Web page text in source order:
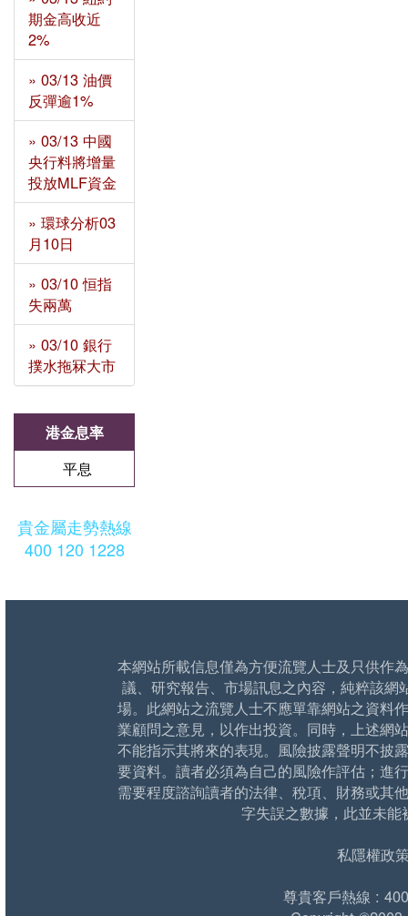
期金高收近
2%
» 03/13 油價
反彈逾1%
» 03/13 中國
央行料將增量
投放MLF資金
» 環球分析03
月10日
» 03/10 恒指
失兩萬
» 03/10 銀行
撲水拖冧大市
港金息率
平息
貴金屬走勢熱線
400 120 1228
本網站所載信息僅為方便流覽人士及只供作
議、研究報告、市場訊息之內容，純粹該
場。此網站之流覽人士不應單靠網站之資料
業顧問之意見，以作出投資。同時，上述網
不能指示其將來的表現。風險披露聲明不披
要資料。讀者必須為自己的風險作評估；進
需要程度諮詢讀者的法律、稅項、財務或其
字失誤之數據，此並未
私隱權政
尊貴客戶熱線 :